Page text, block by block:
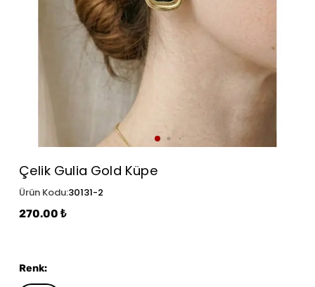
Çelik Gulia Gold Küpe
Ürün Kodu:30131-2
270.00 ₺
Renk: